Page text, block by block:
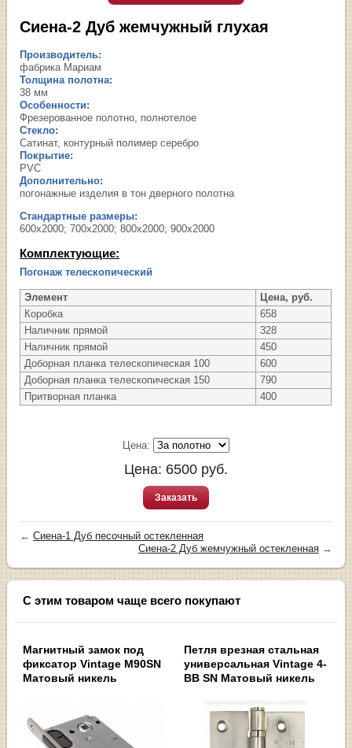
Сиена-2 Дуб жемчужный глухая
Производитель:
фабрика Мариам
Толщина полотна:
38 мм
Особенности:
Фрезерованное полотно, полнотелое
Стекло:
Сатинат, контурный полимер серебро
Покрытие:
PVC
Дополнительно:
погонажные изделия в тон дверного полотна
Стандартные размеры:
600х2000; 700х2000; 800х2000; 900х2000
Комплектующие:
Погонаж телескопический
Элемент
Цена, руб.
Коробка
658
Наличник прямой
328
Наличник прямой
450
Доборная планка телескопическая 100
600
Доборная планка телескопическая 150
790
Притворная планка
400
Цена:
Цена: 6500 руб.
Заказать
←Сиена-1 Дуб песочный остекленная
Сиена-2 Дуб жемчужный остекленная→
С этим товаром чаще всего покупают
Магнитный замок под
фиксатор Vintage M90SN
Матовый никель
Петля врезная стальная
универсальная Vintage 4-
BB SN Матовый никель